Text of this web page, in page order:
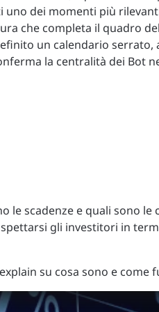
dei momenti più rilevanti
che completa il quadro
un calendario
la centralità dei Bot
le scadenze e quali sono
gli investitori in
su cosa sono e